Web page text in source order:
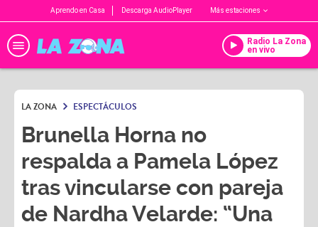
Aprendo en Casa Descarga AudioPlayer Más estaciones
Radio La Zona
en vivo
LA ZONA ESPECTÁCULOS
Brunella Horna no
respalda a Pamela López
tras vincularse con pareja
de Nardha Velarde: “Una